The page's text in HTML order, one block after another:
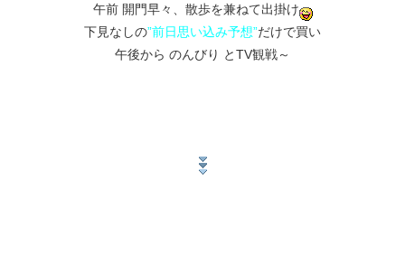
午前 開門早々、散歩を兼ねて出掛け
下見なしの”前日思い込み予想”だけで買い
午後から のんびり とTV観戦～